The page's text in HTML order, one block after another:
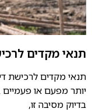
תנאי מקדים
תנאי מקדים לרכישת
יותר מפעם או פעמיים
בדיוק מסיבה זו,